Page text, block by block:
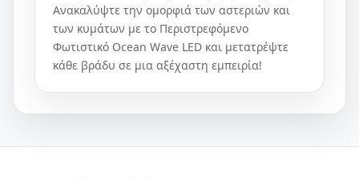
Ανακαλύψτε την ομορφιά των αστεριών και
των κυμάτων με το Περιστρεφόμενο
Φωτιστικό Ocean Wave LED και μετατρέψτε
κάθε βράδυ σε μια αξέχαστη εμπειρία!